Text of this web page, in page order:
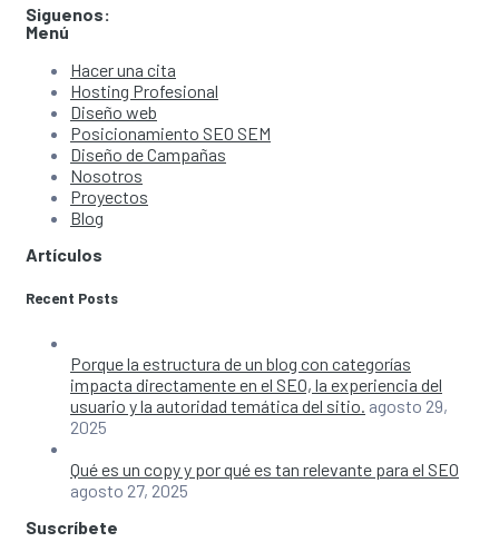
Siguenos:
Menú
Hacer una cita
Hosting Profesional
Diseño web
Posicionamiento SEO SEM
Diseño de Campañas
Nosotros
Proyectos
Blog
Artículos
Recent Posts
Porque la estructura de un blog con categorías
impacta directamente en el SEO, la experiencia del
usuario y la autoridad temática del sitio. agosto 29,
2025
Qué es un copy y por qué es tan relevante para el SEO
agosto 27, 2025
Suscríbete